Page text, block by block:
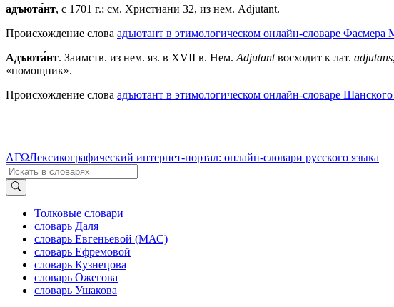
адъюта́нт, с 1701 г.; см. Христиани 32, из нем. Adjutant.
Происхождение слова адъютант в этимологическом онлайн-словаре Фасмера
Адъюта́нт. Заимств. из нем. яз. в XVII в. Нем.Adjutantвосходит к лат. adjutans,
«помощник».
Происхождение слова адъютант в этимологическом онлайн-словаре
ΛΓΩЛексикографический интернет-портал: онлайн-словари русского языка
Толковые словари
словарь Даля
словарь Евгеньевой (МАС)
словарь Ефремовой
словарь Кузнецова
словарь Ожегова
словарь Ушакова